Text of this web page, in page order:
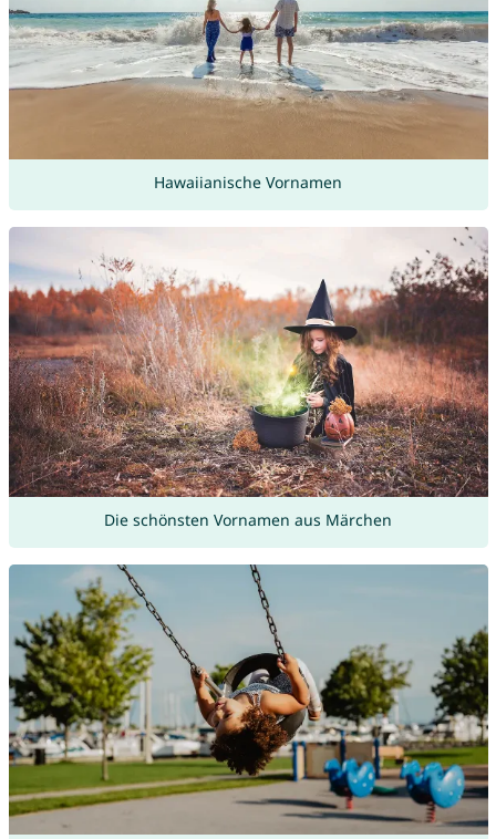
Hawaiianische Vornamen
Die schönsten Vornamen aus Märchen